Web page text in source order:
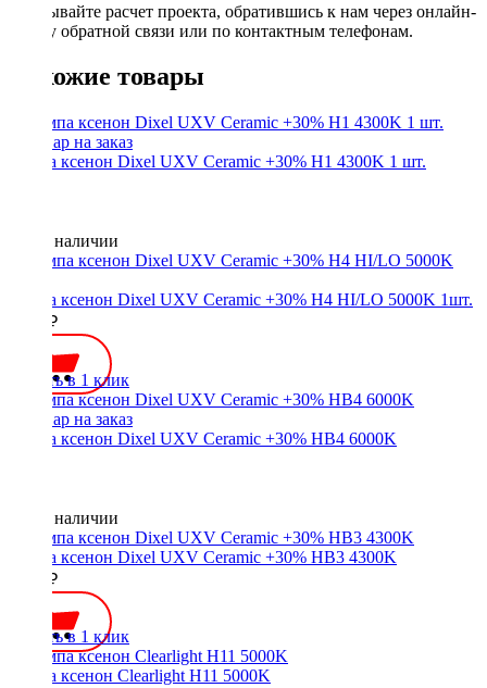
Заказывайте расчет проекта, обратившись к нам через онлайн-
форму обратной связи или по контактным телефонам.
Похожие товары
Лампа ксенон Dixel UXV Ceramic +30% H1 4300K 1 шт.
Нет в наличии
Лампа ксенон Dixel UXV Ceramic +30% H4 HI/LO 5000K 1шт.
1700 ₽
Купить в 1 клик
Лампа ксенон Dixel UXV Ceramic +30% HB4 6000K
Нет в наличии
Лампа ксенон Dixel UXV Ceramic +30% HB3 4300K
1000 ₽
Купить в 1 клик
Лампа ксенон Clearlight H11 5000K